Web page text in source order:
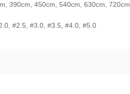
390cm, 450cm, 540cm, 630cm, 720cm
#2.5, #3.0, #3.5, #4.0, #5.0